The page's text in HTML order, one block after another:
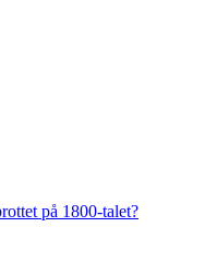
på 1800-talet?